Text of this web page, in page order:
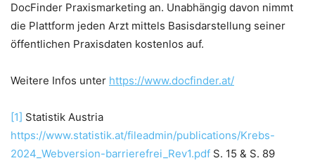
DocFinder Praxismarketing an. Unabhängig davon nimmt
die Plattform jeden Arzt mittels Basisdarstellung seiner
öffentlichen Praxisdaten kostenlos auf.
Weitere Infos unter https://www.docfinder.at/
[1] Statistik Austria
https://www.statistik.at/fileadmin/publications/Krebs-
2024_Webversion-barrierefrei_Rev1.pdf S. 15 & S. 89